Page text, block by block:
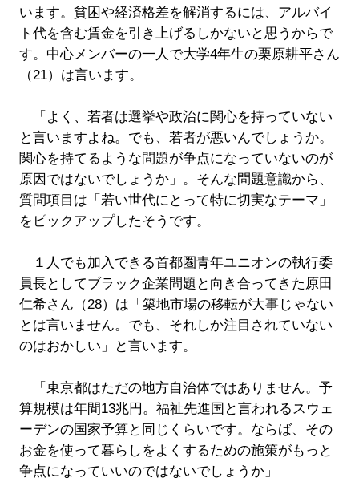
います。貧困や経済格差を解消するには、アルバイ
ト代を含む賃金を引き上げるしかないと思うからで
す。中心メンバーの一人で大学4年生の栗原耕平さん
（21）は言います。
「よく、若者は選挙や政治に関心を持っていない
と言いますよね。でも、若者が悪いんでしょうか。
関心を持てるような問題が争点になっていないのが
原因ではないでしょうか」。そんな問題意識から、
質問項目は「若い世代にとって特に切実なテーマ」
をピックアップしたそうです。
１人でも加入できる首都圏青年ユニオンの執行委
員長としてブラック企業問題と向き合ってきた原田
仁希さん（28）は「築地市場の移転が大事じゃない
とは言いません。でも、それしか注目されていない
のはおかしい」と言います。
「東京都はただの地方自治体ではありません。予
算規模は年間13兆円。福祉先進国と言われるスウェ
ーデンの国家予算と同じくらいです。ならば、その
お金を使って暮らしをよくするための施策がもっと
争点になっていいのではないでしょうか」